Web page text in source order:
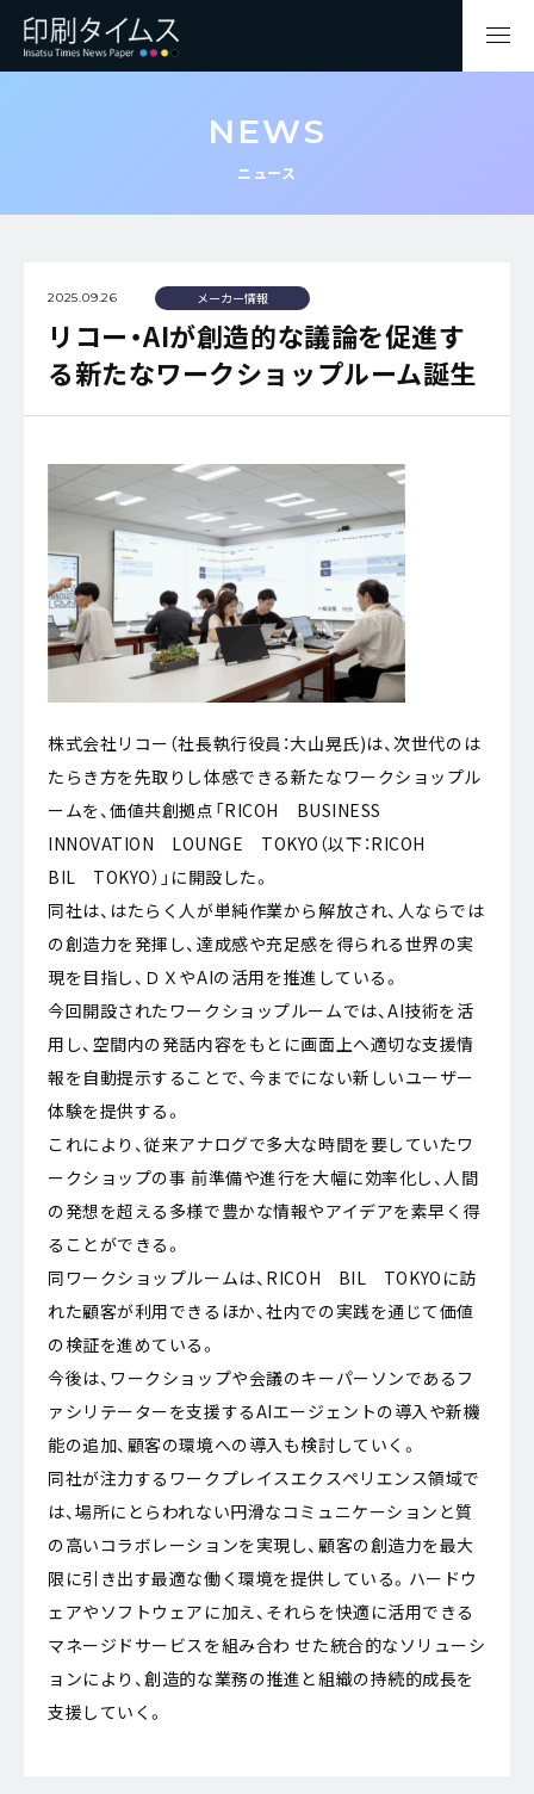
NEWS
ニュース
2025.09.26 メーカー情報
リコー・AIが創造的な議論を促進す
る新たなワークショップルーム誕生
株式会社リコー（社長執行役員：大山晃氏)は、次世代のは
たらき方を先取りし体感できる新たなワークショップル
ームを、価値共創拠点「RICOH BUSINESS
INNOVATION LOUNGE TOKYO（以下：RICOH
BIL TOKYO）」に開設した。
同社は、はたらく人が単純作業から解放され、人ならでは
の創造力を発揮し、達成感や充足感を得られる世界の実
現を目指し、ＤＸやAIの活用を推進している。
今回開設されたワークショップルームでは、AI技術を活
用し、空間内の発話内容をもとに画面上へ適切な支援情
報を自動提示することで、今までにない新しいユーザー
体験を提供する。
これにより、従来アナログで多大な時間を要していたワ
ークショップの事 前準備や進行を大幅に効率化し、人間
の発想を超える多様で豊かな情報やアイデアを素早く得
ることができる。
同ワークショップルームは、RICOH BIL TOKYOに訪
れた顧客が利用できるほか、社内での実践を通じて価値
の検証を進めている。
今後は、ワークショップや会議のキーパーソンであるフ
ァシリテーターを支援するAIエージェントの導入や新機
能の追加、顧客の環境への導入も検討していく。
同社が注力するワークプレイスエクスペリエンス領域で
は、場所にとらわれない円滑なコミュニケーションと質
の高いコラボレーションを実現し、顧客の創造力を最大
限に引き出す最適な働く環境を提供している。ハードウ
ェアやソフトウェアに加え、それらを快適に活用できる
マネージドサービスを組み合わ せた統合的なソリューシ
ョンにより、創造的な業務の推進と組織の持続的成長を
支援していく。